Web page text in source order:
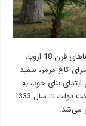
این بنا به علت رنگ سفید نمای ساختمان که به شیوه بناهای قرن 18 اروپا،
کاخ مرمر، سفید
بنای خود، به
محل اشتغال صدراعظم‌ها اختصاص یافت و جلسات هیئت دولت تا سال 1333
می‌شد.